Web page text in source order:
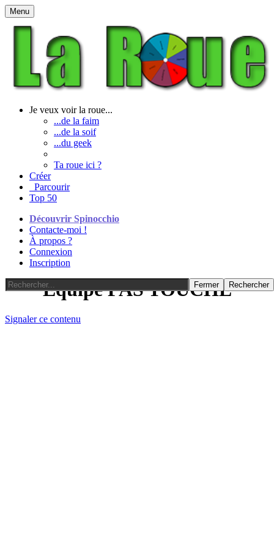
Menu
Je veux voir la roue...
...de la faim
...de la soif
...du geek
Ta roue ici ?
Créer
Parcourir
Top 50
Découvrir Spinocchio
Contacte-moi !
À propos ?
Connexion
Inscription
Fermer Rechercher
Equipe PAS TOUCHE
Signaler ce contenu